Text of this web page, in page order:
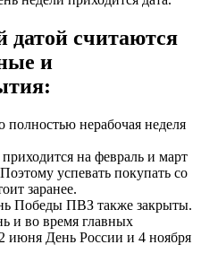
датой считаются
и
полностью нерабочая неделя
на февраль и март
успевать покупать со
заранее.
Победы ПВЗ также закрыты.
и во время главных
июня День России и 4 ноября